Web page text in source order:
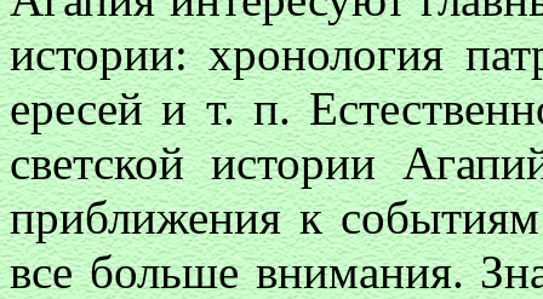
истории: хронология
ересей и т. п.
светской истории
приближения к
все больше внимания.